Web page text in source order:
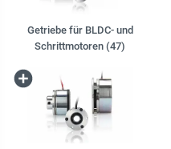
Getriebe für BLDC- und
Schrittmotoren (47)